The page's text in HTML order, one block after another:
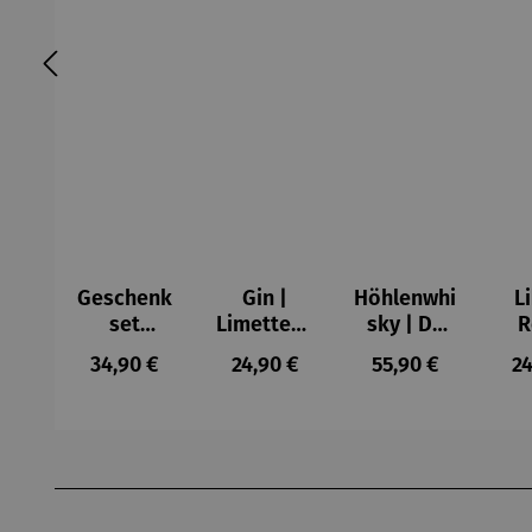
Geschenk
set
Schnaps |
Alte
Regulärer Preis:
34,90 €
Gin |
Limettenli
kör 0,5 l
Regulärer Preis:
24,90 €
Höhlenwhi
sky | De
Cavo
Single
Regulärer Preis:
55,90 €